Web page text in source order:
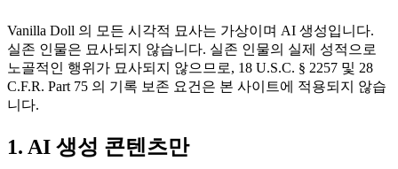
Vanilla Doll 의 모든 시각적 묘사는 가상이며 AI 생성입니다.
실존 인물은 묘사되지 않습니다. 실존 인물의 실제 성적으로
노골적인 행위가 묘사되지 않으므로, 18 U.S.C. § 2257 및 28
C.F.R. Part 75 의 기록 보존 요건은 본 사이트에 적용되지 않습
니다.
1. AI 생성 콘텐츠만